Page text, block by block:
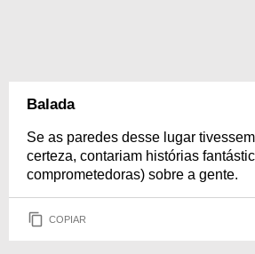
Balada
Se as paredes desse lugar
certeza, contariam histórias
comprometedoras) sobre a gente.
COPIAR